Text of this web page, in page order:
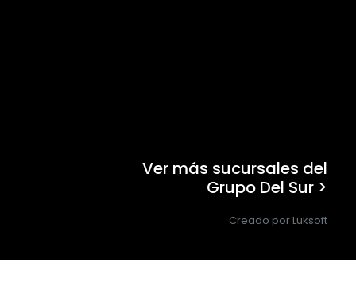
Ver más sucursales del
Grupo Del Sur >
Creado por Luksoft